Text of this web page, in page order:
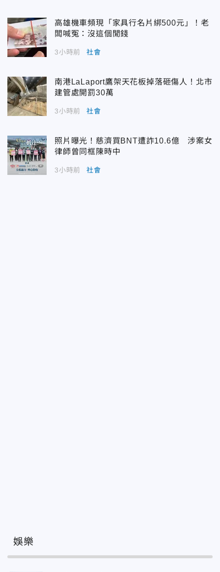
高雄機車頻現「家具行名片綁500元」！老
闆喊冤：沒這個閒錢
3小時前 社會
南港LaLaport鷹架天花板掉落砸傷人！北市
建管處開罰30萬
3小時前 社會
照片曝光！慈濟買BNT遭詐10.6億 涉案女
律師曾同框陳時中
3小時前 社會
娛樂